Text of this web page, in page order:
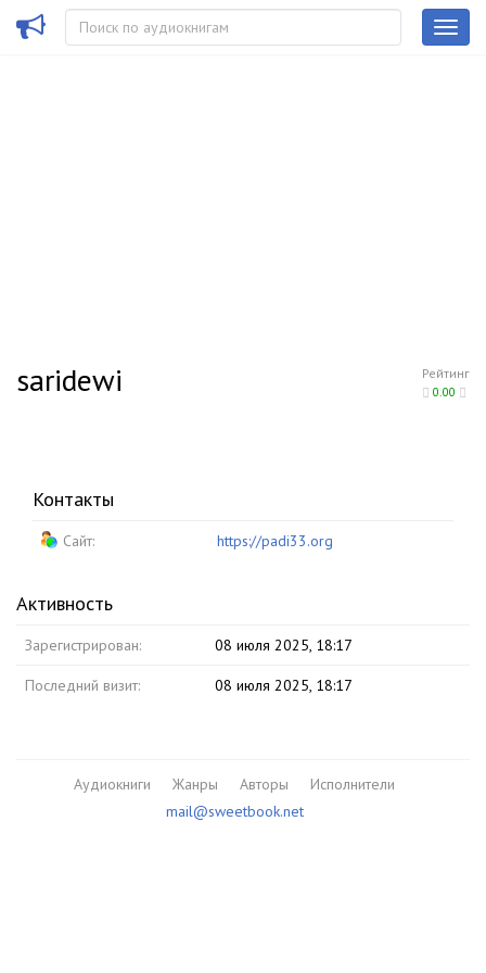
Рейтинг
0.00
saridewi
Контакты
Сайт: https://padi33.org
Активность
Зарегистрирован: 08 июля 2025, 18:17
Последний визит: 08 июля 2025, 18:17
Аудиокниги Жанры Авторы
Исполнители
mail@sweetbook.net